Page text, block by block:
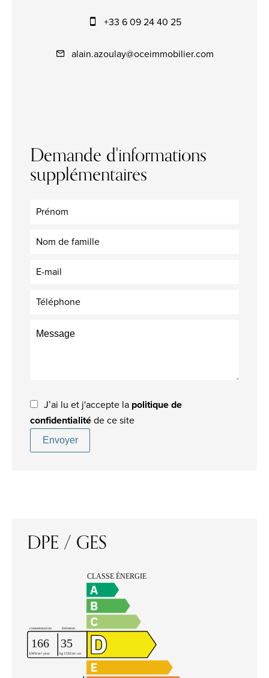
+33 6 09 24 40 25
alain.azoulay@oceimmobilier.com
Demande d'informations
supplémentaires
J’ai lu et j'accepte la politique de
confidentialité de ce site
Envoyer
DPE / GES